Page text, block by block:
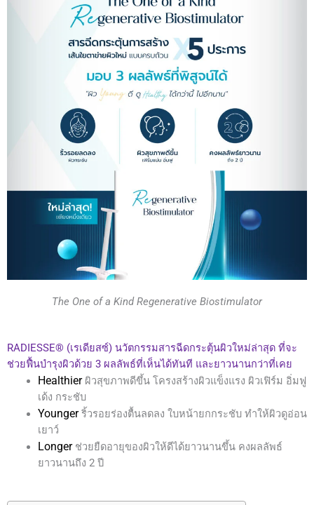
The One of a Kind Regenerative Biostimulator
RADIESSE® (เรเดียสซ์) นวัตกรรมสารฉีดกระตุ้นผิวใหม่ล่าสุด ที่จะ
ช่วยฟื้นบำรุงผิวด้วย 3 ผลลัพธ์ที่เห็นได้ทันที และยาวนานกว่าที่เคย
Healthier ผิวสุขภาพดีขึ้น โครงสร้างผิวแข็งแรง ผิวเฟิร์ม อิ่มฟู
เด้ง กระชับ
Youngerริ้วรอยร่องตื้นลดลง ใบหน้ายกกระชับ ทำให้ผิวดูอ่อน
เยาว์
Longer ช่วยยืดอายุของผิวให้ดีได้ยาวนานขึ้น คงผลลัพธ์
ยาวนานถึง 2 ปี